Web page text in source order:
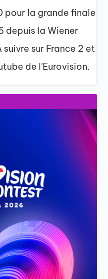
pour la grande finale
depuis la Wiener
sur France 2 et
de l'Eurovision.